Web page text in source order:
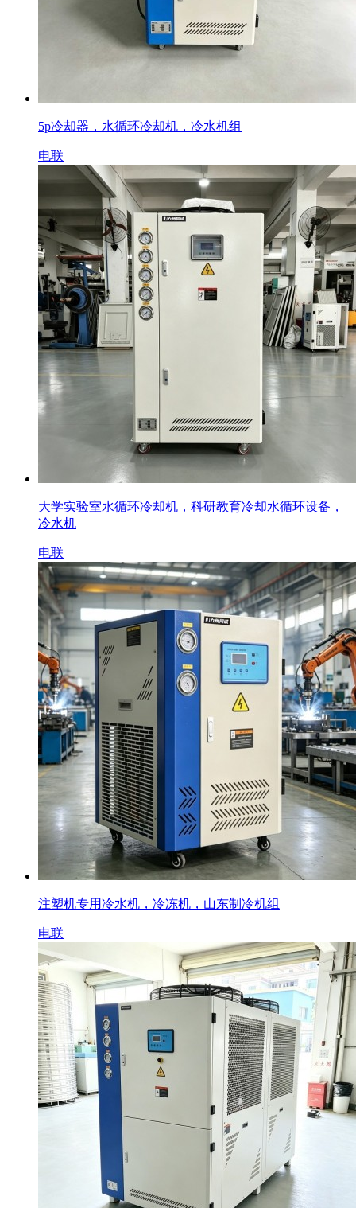
5p冷却器，水循环冷却机，冷水机组
电联
大学实验室水循环冷却机，科研教育冷却水循环设备，
冷水机
电联
注塑机专用冷水机，冷冻机，山东制冷机组
电联